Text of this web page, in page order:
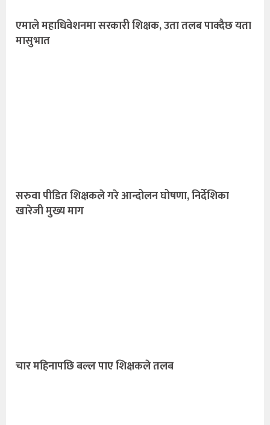
एमाले महाधिवेशनमा सरकारी शिक्षक, उता तलब पाक्दैछ यता
मासुभात
सरुवा पीडित शिक्षकले गरे आन्दोलन घोषणा, निर्देशिका
खारेजी मुख्य माग
चार महिनापछि बल्ल पाए शिक्षकले तलब